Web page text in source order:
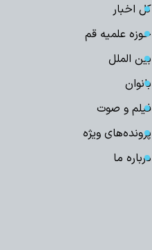
کل اخبار
حوزه علمیه قم
بین الملل
بانوان
فیلم و صوت
پرونده‌های ویژه
درباره ما